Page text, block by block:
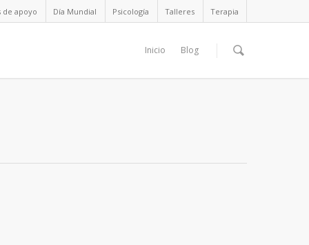
de apoyo Día Mundial Psicología Talleres Terapia
Inicio Blog